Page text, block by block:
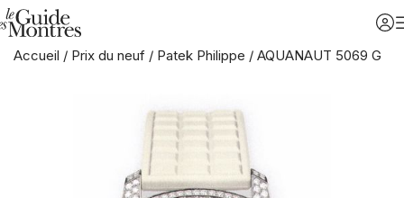
Accueil / Prix du neuf / Patek Philippe / AQUANAUT 5069 G